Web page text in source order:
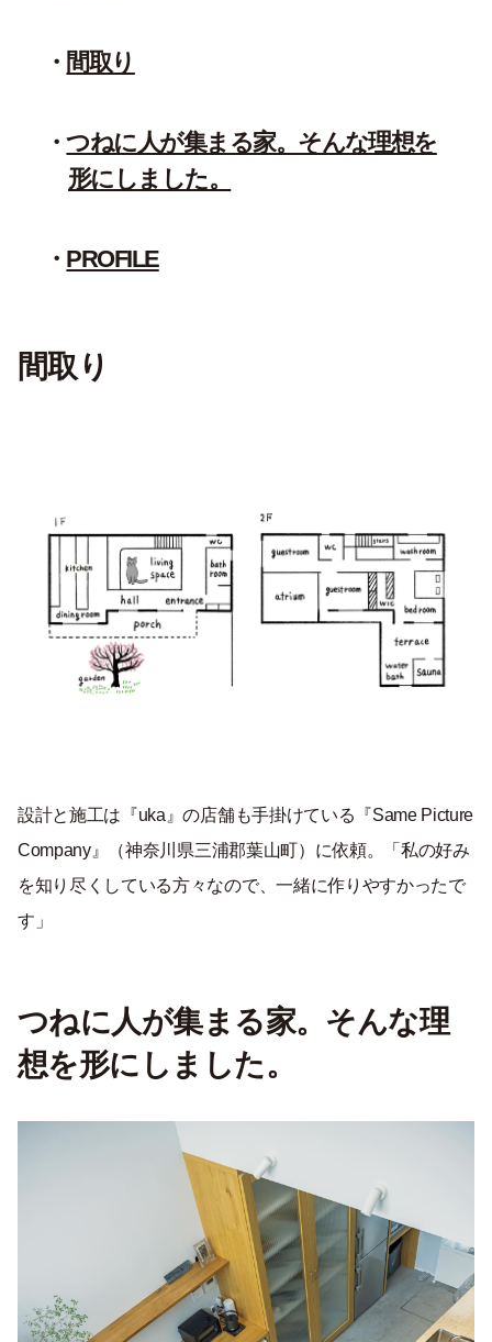
間取り
つねに人が集まる家。そんな理想を
形にしました。
PROFILE
間取り
設計と施工は『uka』の店舗も手掛けている『Same Picture
Company』（神奈川県三浦郡葉山町）に依頼。「私の好み
を知り尽くしている方々なので、一緒に作りやすかったで
す」
つねに人が集まる家。そんな理
想を形にしました。